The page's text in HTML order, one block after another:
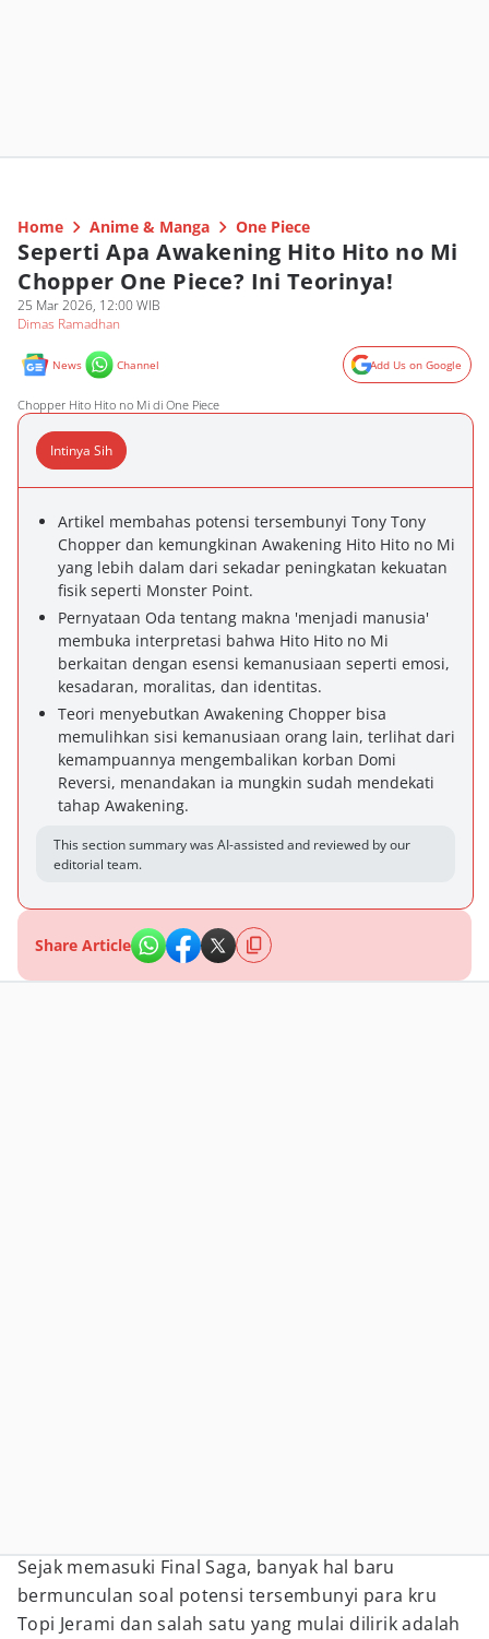
Home Anime & Manga One Piece
Seperti Apa Awakening Hito Hito no Mi
Chopper One Piece? Ini Teorinya!
25 Mar 2026, 12:00 WIB
Dimas Ramadhan
News Channel Add Us on Google
Chopper Hito Hito no Mi di One Piece
Intinya Sih
Artikel membahas potensi tersembunyi Tony Tony
Chopper dan kemungkinan Awakening Hito Hito no Mi
yang lebih dalam dari sekadar peningkatan kekuatan
fisik seperti Monster Point.
Pernyataan Oda tentang makna 'menjadi manusia'
membuka interpretasi bahwa Hito Hito no Mi
berkaitan dengan esensi kemanusiaan seperti emosi,
kesadaran, moralitas, dan identitas.
Teori menyebutkan Awakening Chopper bisa
memulihkan sisi kemanusiaan orang lain, terlihat dari
kemampuannya mengembalikan korban Domi
Reversi, menandakan ia mungkin sudah mendekati
tahap Awakening.
This section summary was AI-assisted and reviewed by our
editorial team.
Share Article
Sejak memasuki Final Saga, banyak hal baru
bermunculan soal potensi tersembunyi para kru
Topi Jerami dan salah satu yang mulai dilirik adalah